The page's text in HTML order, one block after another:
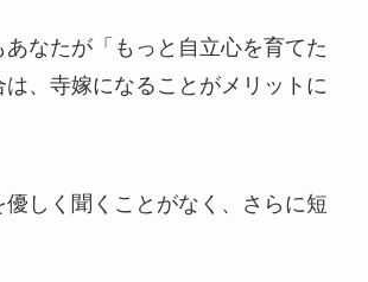
あなたが「もっと自立心を育てた
、寺嫁になることがメリットに
優しく聞くことがなく、さらに短